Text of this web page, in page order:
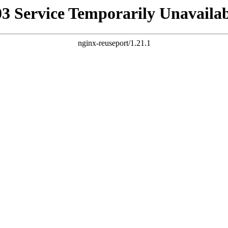
Service Temporarily
nginx-reuseport/1.21.1